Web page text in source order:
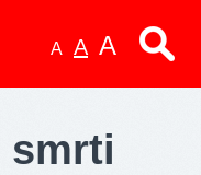
A A A
smrti